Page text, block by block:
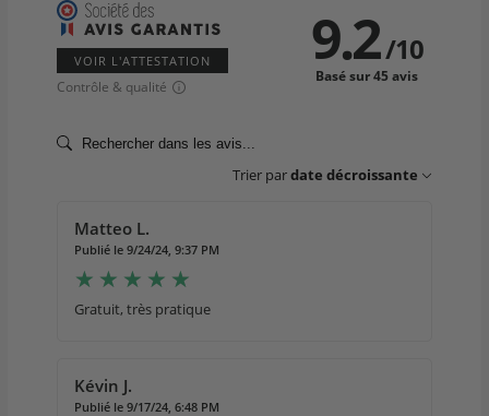
VOIR L'ATTESTATION
Contrôle & qualité
9.2/10
Basé sur 45 avis
Trier pardate décroissante
Matteo L.
Publié le 9/24/24, 9:37 PM
Gratuit, très pratique
Kévin J.
Publié le 9/17/24, 6:48 PM